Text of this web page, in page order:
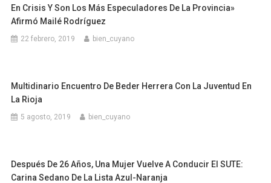
En Crisis Y Son Los Más Especuladores De La Provincia»
Afirmó Mailé Rodríguez
22 febrero, 2019 bien_cuyano
Multidinario Encuentro De Beder Herrera Con La Juventud En
La Rioja
5 agosto, 2019 bien_cuyano
Después De 26 Años, Una Mujer Vuelve A Conducir El SUTE:
Carina Sedano De La Lista Azul-Naranja